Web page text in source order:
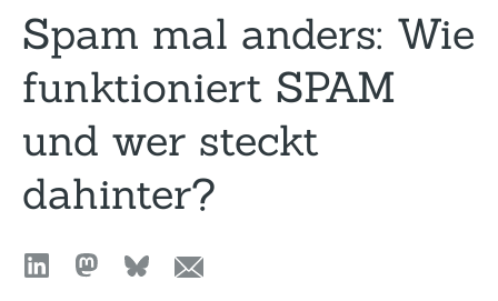
Spam mal anders: Wie
funktioniert SPAM
und wer steckt
dahinter?